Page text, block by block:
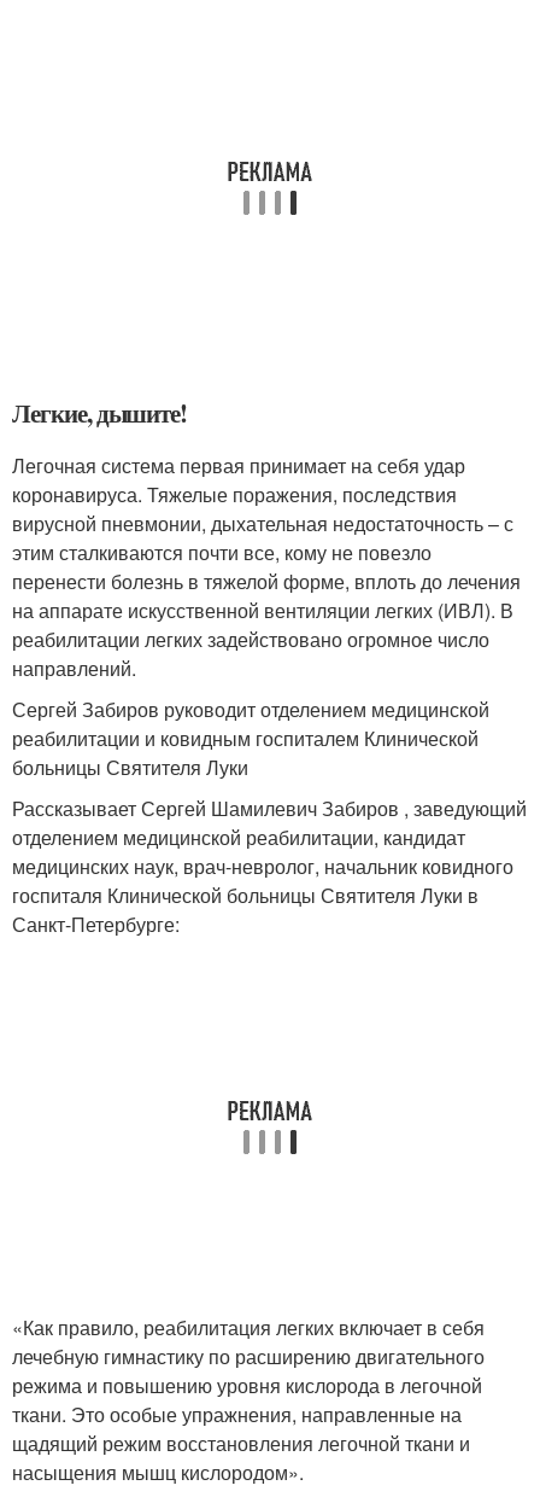
Легкие, дышите!
Легочная система первая принимает на себя удар
коронавируса. Тяжелые поражения, последствия
вирусной пневмонии, дыхательная недостаточность – с
этим сталкиваются почти все, кому не повезло
перенести болезнь в тяжелой форме, вплоть до лечения
на аппарате искусственной вентиляции легких (ИВЛ). В
реабилитации легких задействовано огромное число
направлений.
Сергей Забиров руководит отделением медицинской
реабилитации и ковидным госпиталем Клинической
больницы Святителя Луки
Рассказывает Сергей Шамилевич Забиров , заведующий
отделением медицинской реабилитации, кандидат
медицинских наук, врач-невролог, начальник ковидного
госпиталя Клинической больницы Святителя Луки в
Санкт-Петербурге:
«Как правило, реабилитация легких включает в себя
лечебную гимнастику по расширению двигательного
режима и повышению уровня кислорода в легочной
ткани. Это особые упражнения, направленные на
щадящий режим восстановления легочной ткани и
насыщения мышц кислородом».